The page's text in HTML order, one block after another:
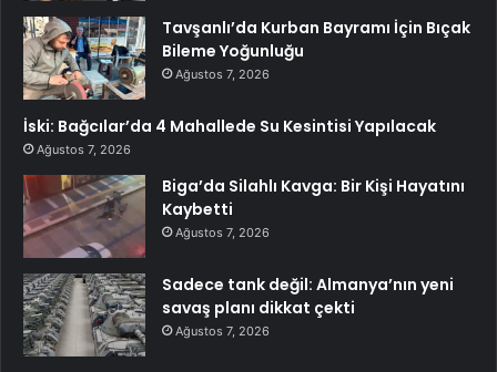
Tavşanlı’da Kurban Bayramı İçin Bıçak
Bileme Yoğunluğu
Ağustos 7, 2026
İski: Bağcılar’da 4 Mahallede Su Kesintisi Yapılacak
Ağustos 7, 2026
Biga’da Silahlı Kavga: Bir Kişi Hayatını
Kaybetti
Ağustos 7, 2026
Sadece tank değil: Almanya’nın yeni
savaş planı dikkat çekti
Ağustos 7, 2026